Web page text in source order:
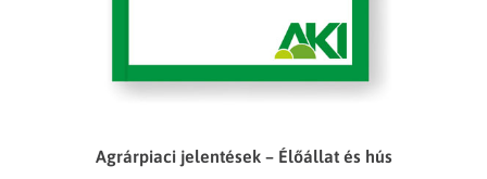
Agrárpiaci jelentések – Élőállat és hús